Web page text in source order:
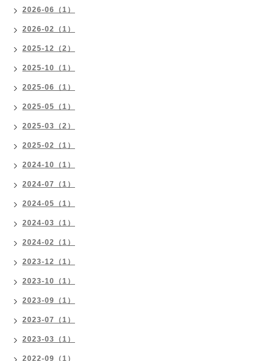
2026-06（1）
2026-02（1）
2025-12（2）
2025-10（1）
2025-06（1）
2025-05（1）
2025-03（2）
2025-02（1）
2024-10（1）
2024-07（1）
2024-05（1）
2024-03（1）
2024-02（1）
2023-12（1）
2023-10（1）
2023-09（1）
2023-07（1）
2023-03（1）
2022-09（1）